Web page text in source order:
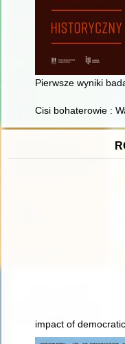
Pierwsze wyniki
Cisi bohaterowie :
impact of